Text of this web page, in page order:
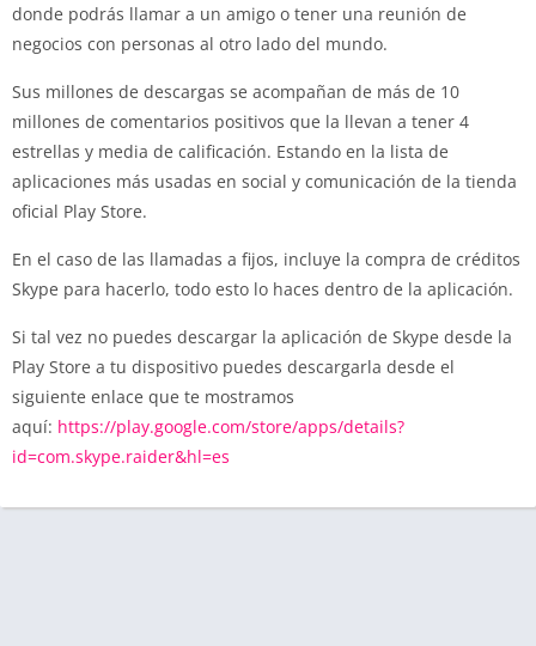
donde podrás llamar a un amigo o tener una reunión de
negocios con personas al otro lado del mundo.
Sus millones de descargas se acompañan de más de 10
millones de comentarios positivos que la llevan a tener 4
estrellas y media de calificación. Estando en la lista de
aplicaciones más usadas en social y comunicación de la tienda
oficial Play Store.
En el caso de las llamadas a fijos, incluye la compra de créditos
Skype para hacerlo, todo esto lo haces dentro de la aplicación.
Si tal vez no puedes descargar la aplicación de Skype desde la
Play Store a tu dispositivo puedes descargarla desde el
siguiente enlace que te mostramos
aquí: https://play.google.com/store/apps/details?
id=com.skype.raider&hl=es